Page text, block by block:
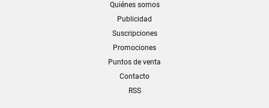
Quiénes somos
Publicidad
Suscripciones
Promociones
Puntos de venta
Contacto
RSS